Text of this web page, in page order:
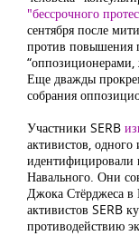
"бессрочного
сентября после
против повышения
Еще дважды
собрания
Участники SERB
активистов,
идентифицировали
Навального. Они
Джока Стёрджеса
активистов SERB
противодействию